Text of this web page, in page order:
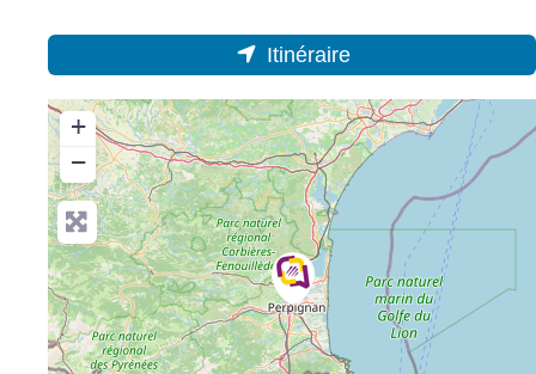
Itinéraire
+
−